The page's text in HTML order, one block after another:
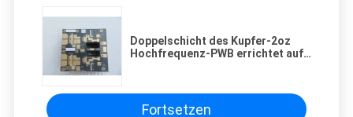
Doppelschicht des Kupfer-2oz
Hochfrequenz-PWB errichtet auf
Teiler
Fortsetzen